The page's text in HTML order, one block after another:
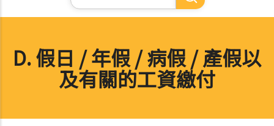
D. 假日 / 年假 / 病假 / 產假以
及有關的工資繳付